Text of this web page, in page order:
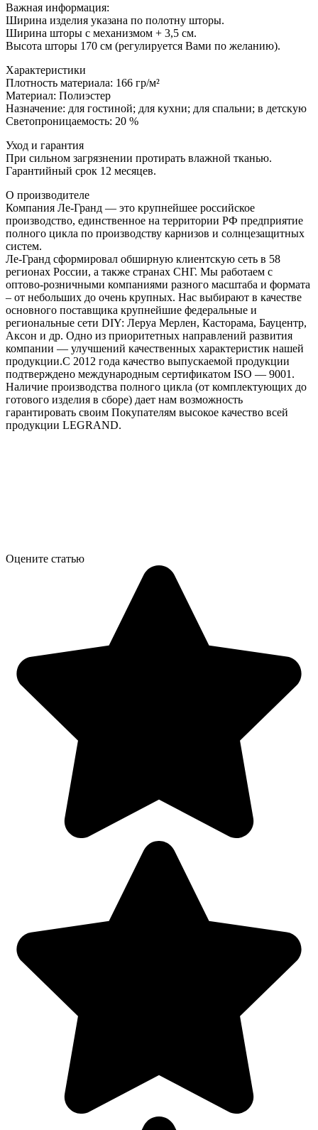
Важная информация:
Ширина изделия указана по полотну шторы.
Ширина шторы с механизмом + 3,5 см.
Высота шторы 170 см (регулируется Вами по желанию).
Характеристики
Плотность материала: 166 гр/м²
Материал: Полиэстер
Назначение: для гостиной; для кухни; для спальни; в детскую
Светопроницаемость: 20 %
Уход и гарантия
При сильном загрязнении протирать влажной тканью.
Гарантийный срок 12 месяцев.
О производителе
Компания Ле-Гранд — это крупнейшее российское
производство, единственное на территории РФ предприятие
полного цикла по производству карнизов и солнцезащитных
систем.
Ле-Гранд сформировал обширную клиентскую сеть в 58
регионах России, а также странах СНГ. Мы работаем с
оптово-розничными компаниями разного масштаба и формата
– от небольших до очень крупных. Нас выбирают в качестве
основного поставщика крупнейшие федеральные и
региональные сети DIY: Леруа Мерлен, Касторама, Бауцентр,
Аксон и др. Одно из приоритетных направлений развития
компании — улучшений качественных характеристик нашей
продукции.С 2012 года качество выпускаемой продукции
подтверждено международным сертификатом ISO — 9001.
Наличие производства полного цикла (от комплектующих до
готового изделия в сборе) дает нам возможность
гарантировать своим Покупателям высокое качество всей
продукции LEGRAND.
Оцените статью